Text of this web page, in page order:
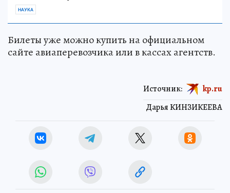
НАУКА
Билеты уже можно купить на официальном
сайте авиаперевозчика или в кассах агентств.
Дарья КИНЗИКЕЕВА
Источник: kp.ru